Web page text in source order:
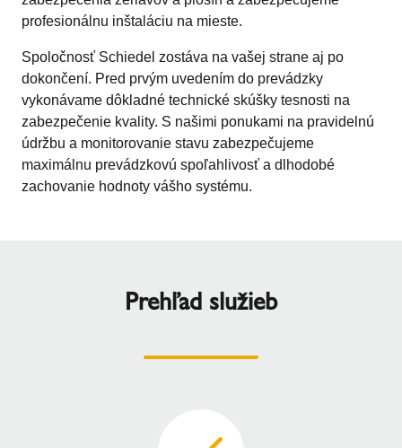
profesionálnu inštaláciu na mieste.
Spoločnosť Schiedel zostáva na vašej strane aj po
dokončení. Pred prvým uvedením do prevádzky
vykonávame dôkladné technické skúšky tesnosti na
zabezpečenie kvality. S našimi ponukami na pravidelnú
údržbu a monitorovanie stavu zabezpečujeme
maximálnu prevádzkovú spoľahlivosť a dlhodobé
zachovanie hodnoty vášho systému.
Prehľad služieb